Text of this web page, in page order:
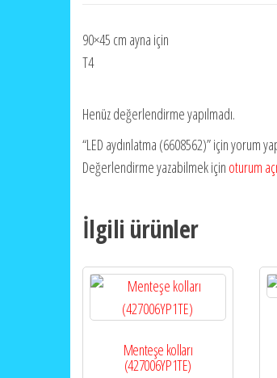
90×45 cm ayna için
T4
Henüz değerlendirme yapılmadı.
“LED aydınlatma (6608562)” için yorum
Değerlendirme yazabilmek için oturum
İlgili ürünler
Menteşe kolları
(427006YP1TE)